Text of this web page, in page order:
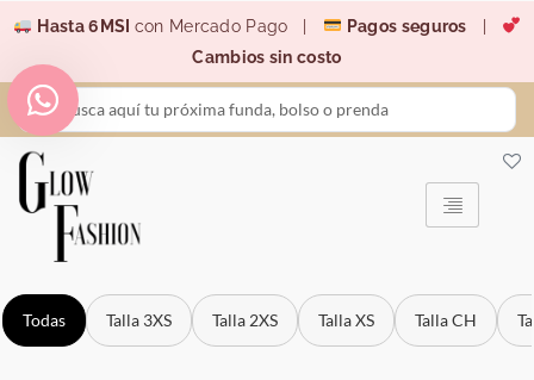
contenido
Hasta 6MSI con Mercado Pago | Pagos seguros
Cambios sin costo
Search
...
Todas Talla 3XS Talla 2XS Talla XS Talla CH